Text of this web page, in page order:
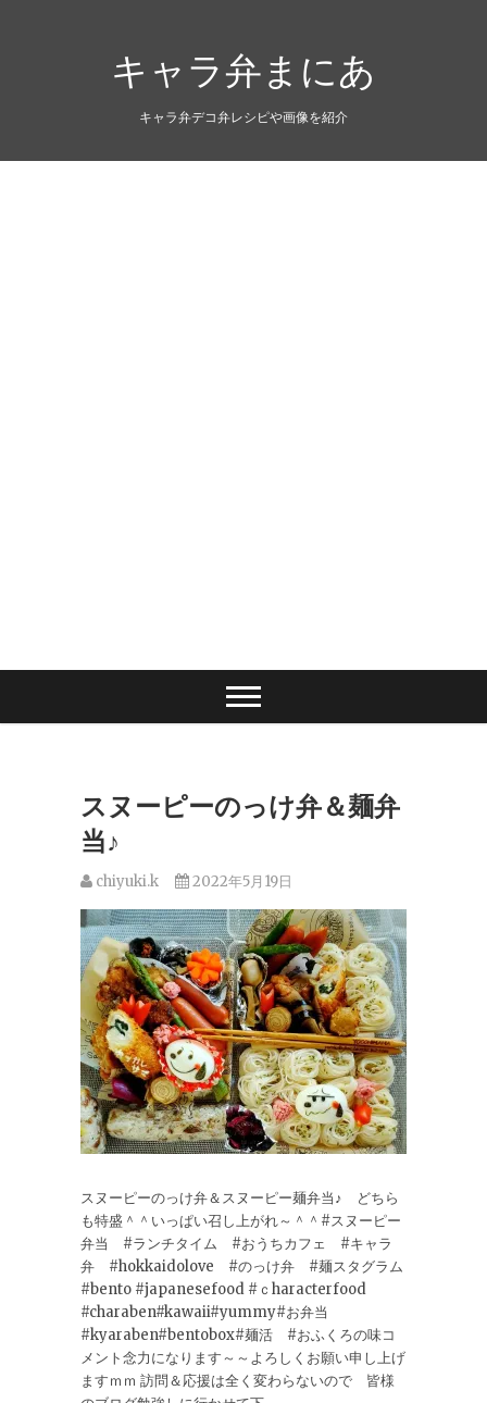
キャラ弁まにあ
キャラ弁デコ弁レシピや画像を紹介
スヌーピーのっけ弁＆麺弁
当♪
chiyuki.k 2022年5月19日
スヌーピーのっけ弁＆スヌーピー麺弁当♪ どちら
も特盛＾＾いっぱい召し上がれ～＾＾#スヌーピー
弁当 #ランチタイム #おうちカフェ #キャラ
弁 #hokkaidolove #のっけ弁 #麺スタグラム
#bento #japanesefood #ｃharacterfood
#charaben#kawaii#yummy#お弁当
#kyaraben#bentobox#麺活 #おふくろの味コ
メント念力になります～～よろしくお願い申し上げ
ますｍｍ 訪問＆応援は全く変わらないので 皆様